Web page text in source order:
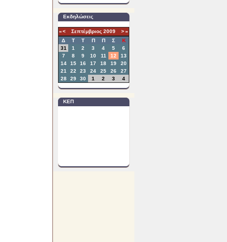
Εκδηλώσεις
«< Σεπτέμβριος 2009 >»
Δ
T Τ Π Π Σ
Κ
31
1 2 3 4 5
6
7
8 9 10 11 12
13
14
15 16 17 18 19
20
21
22 23 24 25 26
27
28
29 30 1 2 3 4
ΚΕΠ